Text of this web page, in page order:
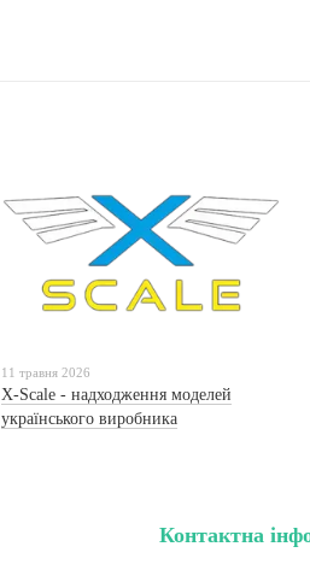
11 травня 2026
X-Scale - надходження моделей
українського виробника
Контактна